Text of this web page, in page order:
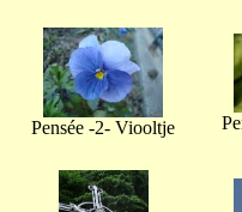
Pensée -2- Viooltje